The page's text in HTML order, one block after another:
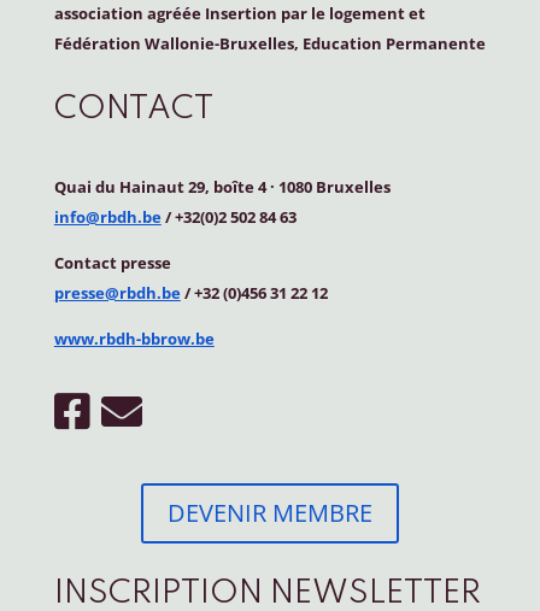
association agréée Insertion par le logement et
Fédération Wallonie-Bruxelles, Education Permanente
CONTACT
Quai du Hainaut 29, boîte 4· 1080 Bruxelles
info@rbdh.be/ +32(0)2 502 84 63
Contact presse
presse@rbdh.be/ +32 (0)456 31 22 12
www.rbdh-bbrow.be
DEVENIR MEMBRE
INSCRIPTION NEWSLETTER